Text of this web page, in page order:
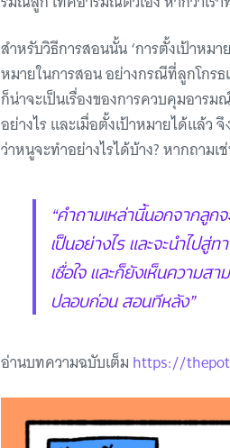
สำหรับวิธีการสอนนั้น ‘การตั้งเป้าหม
หมายในการสอน อย่างกรณีที่ลูกโกร
ก็น่าจะเป็นเรื่องของการควบคุมอาร
อย่างไร และเมื่อตั้งเป้าหมายได้แล้ว
ว่าหนูจะทำอย่างไรได้บ้าง? หากถาม
“คำถามเหล่านี้นอกจากลูก
เป็นอย่างไร และจะนำไปสู่
เชื่อใจ และก็ยังเห็นความส
ปลอบก่อน สอนทีหลัง”
อ่านบทความฉบับเต็ม https://